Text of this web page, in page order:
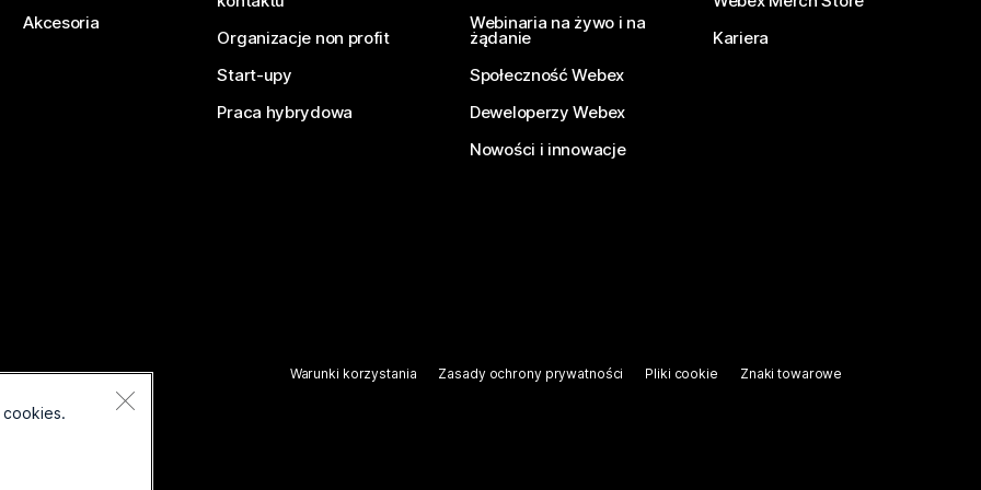
Akcesoria
Organizacje non profit
Start-upy
Praca hybrydowa
Webinaria na żywo i na
żądanie
Społeczność Webex
Deweloperzy Webex
Nowości i innowacje
Kariera
Warunki korzystania Zasady ochrony prywatności Pliki cookie Znaki towarowe